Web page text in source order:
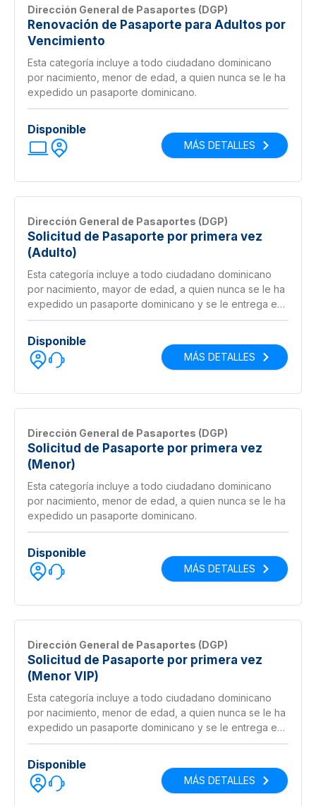
Dirección General de Pasaportes (DGP)
Renovación de Pasaporte para Adultos por
Vencimiento
Esta categoría incluye a todo ciudadano dominicano
por nacimiento, menor de edad, a quien nunca se le ha
expedido un pasaporte dominicano.
Disponible
MÁS DETALLES
Dirección General de Pasaportes (DGP)
Solicitud de Pasaporte por primera vez
(Adulto)
Esta categoría incluye a todo ciudadano dominicano
por nacimiento, mayor de edad, a quien nunca se le ha
expedido un pasaporte dominicano y se le entrega en
3 horas si es solicitado antes del mediodía.
Disponible
MÁS DETALLES
Dirección General de Pasaportes (DGP)
Solicitud de Pasaporte por primera vez
(Menor)
Esta categoría incluye a todo ciudadano dominicano
por nacimiento, menor de edad, a quien nunca se le ha
expedido un pasaporte dominicano.
Disponible
MÁS DETALLES
Dirección General de Pasaportes (DGP)
Solicitud de Pasaporte por primera vez
(Menor VIP)
Esta categoría incluye a todo ciudadano dominicano
por nacimiento, menor de edad, a quien nunca se le ha
expedido un pasaporte dominicano y se le entrega en
3 horas si es solicitado antes del mediodía.
Disponible
MÁS DETALLES